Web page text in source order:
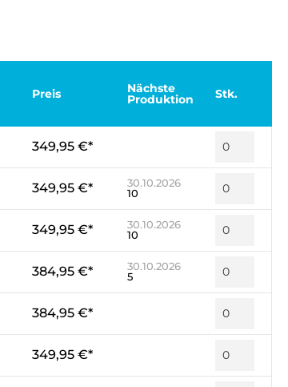
Preis Nächste
Produktion Stk.
349,95 €*
349,95 €*
30.10.2026
10
349,95 €*
30.10.2026
10
384,95 €*
30.10.2026
5
384,95 €*
349,95 €*